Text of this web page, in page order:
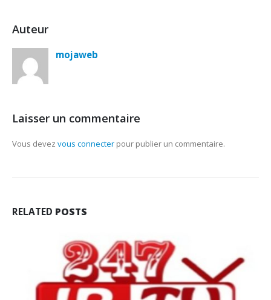
Auteur
mojaweb
Laisser un commentaire
Vous devez vous connecter pour publier un commentaire.
RELATED POSTS